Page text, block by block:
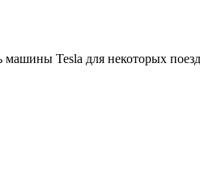
машины Tesla для некоторых